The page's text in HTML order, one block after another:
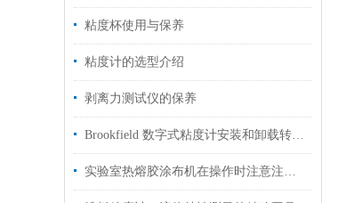
粘度杯使用与保养
粘度计的选型介绍
剥离力测试仪的保养
Brookfield 数字式粘度计安装和卸载转子的注意事项
实验室热熔胶涂布机在操作时注意注意哪些安全问题？